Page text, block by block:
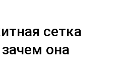
сетка
она